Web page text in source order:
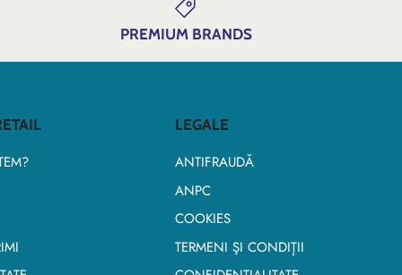
PREMIUM BRANDS
LEGALE
ANTIFRAUDĂ
ANPC
COOKIES
TERMENI ŞI CONDIŢII